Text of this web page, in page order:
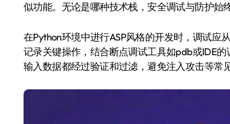
似功能。无论是哪种技术栈，安全调试与防护始
在Python环境中进行ASP风格的开发时，调试应
记录关键操作，结合断点调试工具如pdb或IDE
输入数据都经过验证和过滤，避免注入攻击等常